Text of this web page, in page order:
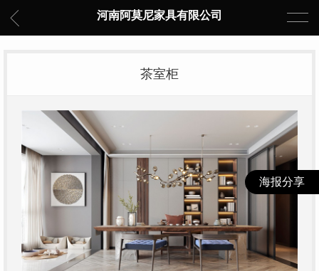
河南阿莫尼家具有限公司
茶室柜
海报分享